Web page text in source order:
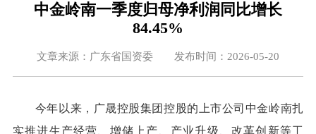
中金岭南一季度归母净利润同比增长
84.45%
文章来源：广东省国资委 发布时间：2026-05-20
今年以来，广晟控股集团控股的上市公司中金岭南扎
实推进生产经营、增储上产、产业升级、改革创新等工